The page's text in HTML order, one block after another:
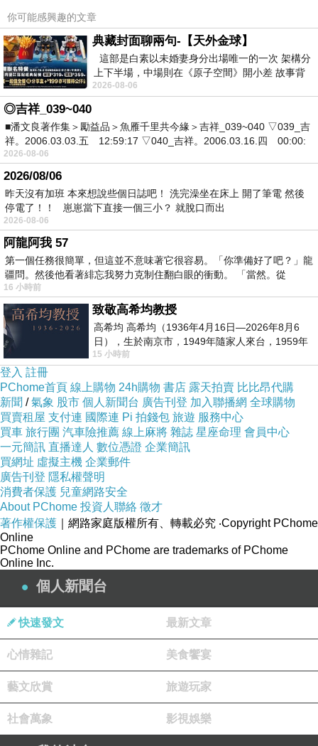
(影片是來自youtuber
這劇本好燒腦啊~~~
臣妾寫不出來啊~~~
雙車站之行
下一篇： [曼德拉效應]之蠟燭灣奇譚
摩斯
我最後一句
哈哈哈哈
更改--
但是看完這電影解說 有精彩到
看了解說
不說腦洞或是虛構
你可能感興趣的文章
典藏封面聊兩句-【天外金球】
這部是白素以未婚妻身分出場唯一的一次 架構分
上下半場，中場則在《原子空間》開小差 故事背
景影射西藏境外流亡 地下組織
2026-08-06
◎吉祥_039~040
■潘文良著作集＞勵益品＞魚雁千里共今緣＞吉祥_039~040 ▽039_吉
祥。2006.03.03.五 12:59:17 ▽040_吉祥。2006.03.16.四 00:00:
2026-08-06
2026/08/06
昨天沒有加班 本來想說些個日誌吧！ 洗完澡坐在床上 開了筆電 然後
停電了！！ 崽崽當下直接一個三小？ 就脫口而出
2026-08-06
阿龍阿我 57
第一個任務很簡單，但這並不意味著它很容易。「你準備好了吧？」龍
疆問。然後他看著緋忘我努力克制住翻白眼的衝動。 「當然。從
16 小時前
致敬高希均教授
高希均 高希均（1936年4月16日—2026年8月6
日），生於南京市，1949年隨家人來台，1959年
赴美深造並取得經濟發展博士學位。曾任
15 小時前
登入 註冊
PChome首頁 線上購物 24h購物 書店 露天拍賣 比比昂代購
新聞 /氣象 股市 個人新聞台 廣告刊登 加入聯播網 全球購物
買賣租屋 支付連 國際連 Pi 拍錢包 旅遊 服務中心
買車 旅行團 汽車險推薦 線上麻將 雜誌 星座命理 會員中心
一元簡訊 直播達人 數位憑證 企業簡訊
買網址 虛擬主機 企業郵件
廣告刊登 隱私權聲明
消費者保護 兒童網路安全
About PChome 投資人聯絡 徵才
著作權保護 ｜網路家庭版權所有、轉載必究 ‧Copyright PChome
Online
PChome Online and PChome are trademarks of PChome
Online Inc.
個人新聞台
快速發文 最新文章
心情雜記 美食饗宴
藝文欣賞 旅遊玩家
社會萬象 影視娛樂